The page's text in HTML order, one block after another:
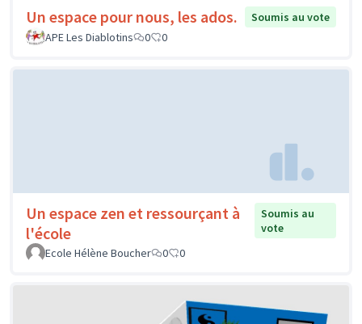
Un espace pour nous, les ados.
Soumis au vote
APE Les Diablotins
0 0
Un espace zen et ressourçant à
l'école
Soumis au
vote
Ecole Hélène Boucher
0 0